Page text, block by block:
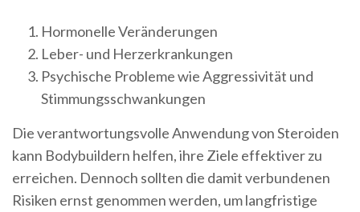
Hormonelle Veränderungen
Leber- und Herzerkrankungen
Psychische Probleme wie Aggressivität und
Stimmungsschwankungen
Die verantwortungsvolle Anwendung von Steroiden
kann Bodybuildern helfen, ihre Ziele effektiver zu
erreichen. Dennoch sollten die damit verbundenen
Risiken ernst genommen werden, um langfristige